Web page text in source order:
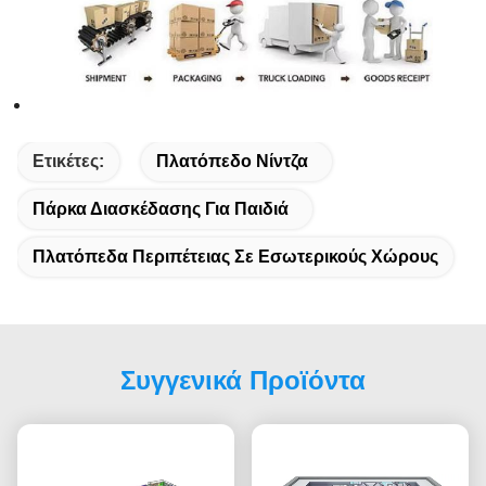
Ετικέτες: Πλατόπεδο Νίντζα
Πάρκα Διασκέδασης Για Παιδιά
Πλατόπεδα Περιπέτειας Σε Εσωτερικούς Χώρους
Συγγενικά Προϊόντα